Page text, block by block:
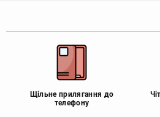
Щільне прилягання до
телефону